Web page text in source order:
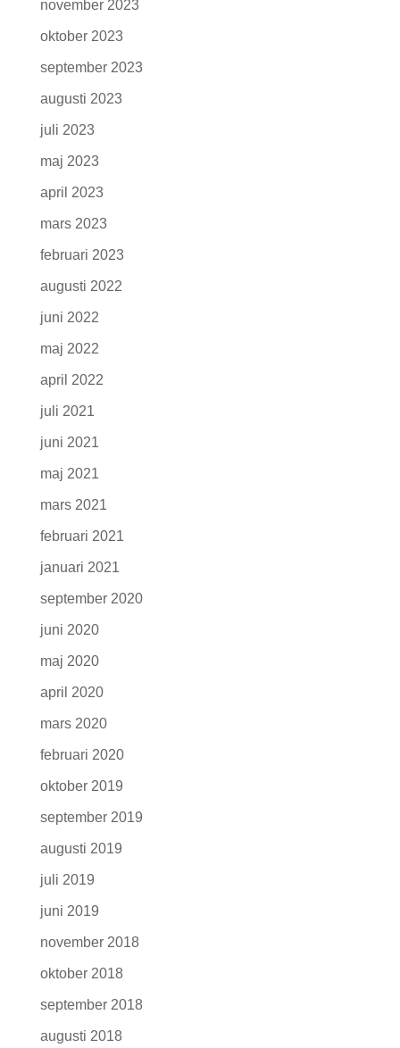
november 2023
oktober 2023
september 2023
augusti 2023
juli 2023
maj 2023
april 2023
mars 2023
februari 2023
augusti 2022
juni 2022
maj 2022
april 2022
juli 2021
juni 2021
maj 2021
mars 2021
februari 2021
januari 2021
september 2020
juni 2020
maj 2020
april 2020
mars 2020
februari 2020
oktober 2019
september 2019
augusti 2019
juli 2019
juni 2019
november 2018
oktober 2018
september 2018
augusti 2018